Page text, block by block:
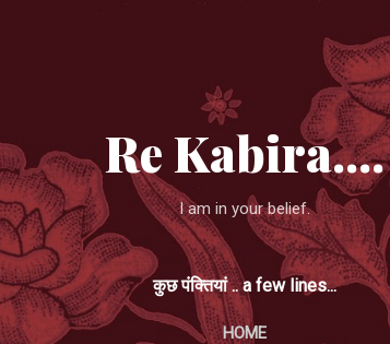
Re Kabira....
I am in your belief.
कुछ पंक्तियां .. a few lines...
HOME